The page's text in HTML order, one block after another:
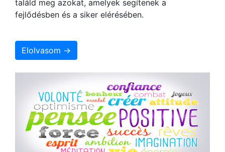
találd meg azokat, amelyek segítenek a
fejlődésben és a siker elérésében.
Elolvasom →